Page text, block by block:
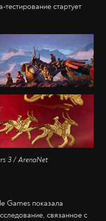
стартует
3 / ArenaNet
Games показала
связанное с